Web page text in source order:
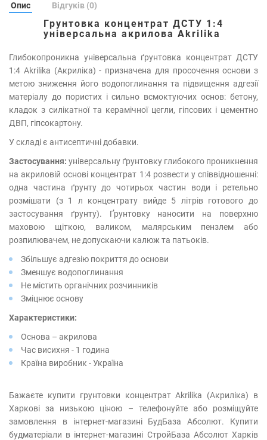
Опис Відгуків (0)
Грунтовка концентрат ДСТУ 1:4
універсальна акрилова Akrilika
Глибокопроникна універсальна ґрунтовка концентрат ДСТУ
1:4 Akrilika (Акриліка) - призначена для просочення основи з
метою зниження його водопоглинання та підвищення адгезії
матеріалу до пористих і сильно всмоктуючих основ: бетону,
кладок з силікатної та керамічної цегли, гіпсових і цементно
ДВП, гіпсокартону.
У складі є антисептичні добавки.
Застосування: універсальну ґрунтовку глибокого проникнення
на акриловій основі концентрат 1:4 розвести у співвідношенні:
одна частина ґрунту до чотирьох частин води і ретельно
розмішати (з 1 л концентрату вийде 5 літрів готового до
застосування ґрунту). Ґрунтовку наносити на поверхню
маховою щіткою, валиком, малярським пензлем або
розпилювачем, не допускаючи калюж та патьоків.
Збільшує адгезію покриття до основи
Зменшує водопоглинання
Не містить органічних розчинників
Зміцнює основу
Характеристики:
Основа – акрилова
Час висихня - 1 година
Країна виробник - Україна
Бажаєте купити грунтовки концентрат Akrilika (Акриліка) в
Харкові за низькою ціною – телефонуйте або розміщуйте
замовлення в інтернет-магазині БудБаза Абсолют. Купити
будматеріали в інтернет-магазині СтройБаза Абсолют Харків